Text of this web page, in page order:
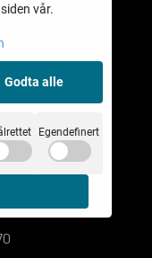
vår.
Godta alle
Egendefinert